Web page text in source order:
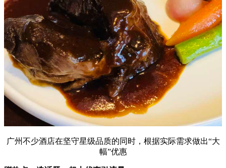
广州不少酒店在坚守星级品质的同时，根据实际需求做出“大
幅”优惠